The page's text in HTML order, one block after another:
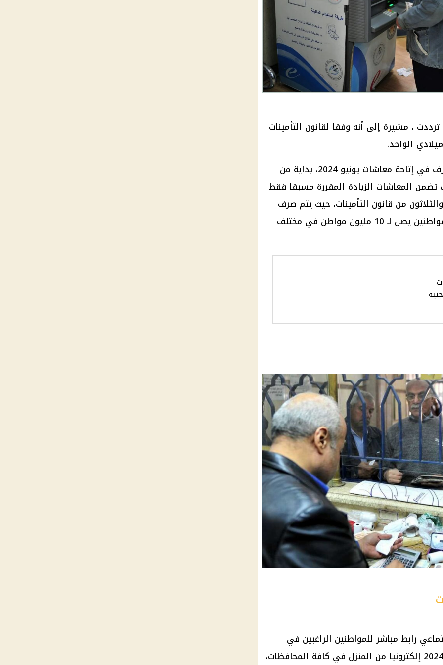
ترددت ، مشيرة إلى أنه وفقا لقانون التأمينات
الواحد.
في إتاحة معاشات
يونيو 2024، بداية من
تضمن المعاشات الزيادة المقررة مسبقا فقط
التأمينات، حيث يتم صرف
شهريا لعدد كبير من المواطنين يصل لـ 10 مليون مواطن في مختلف
ألف جنيه
رابط مباشر للمواطنين الراغبين في
إلكترونيا من المنزل في كافة المحافظات،